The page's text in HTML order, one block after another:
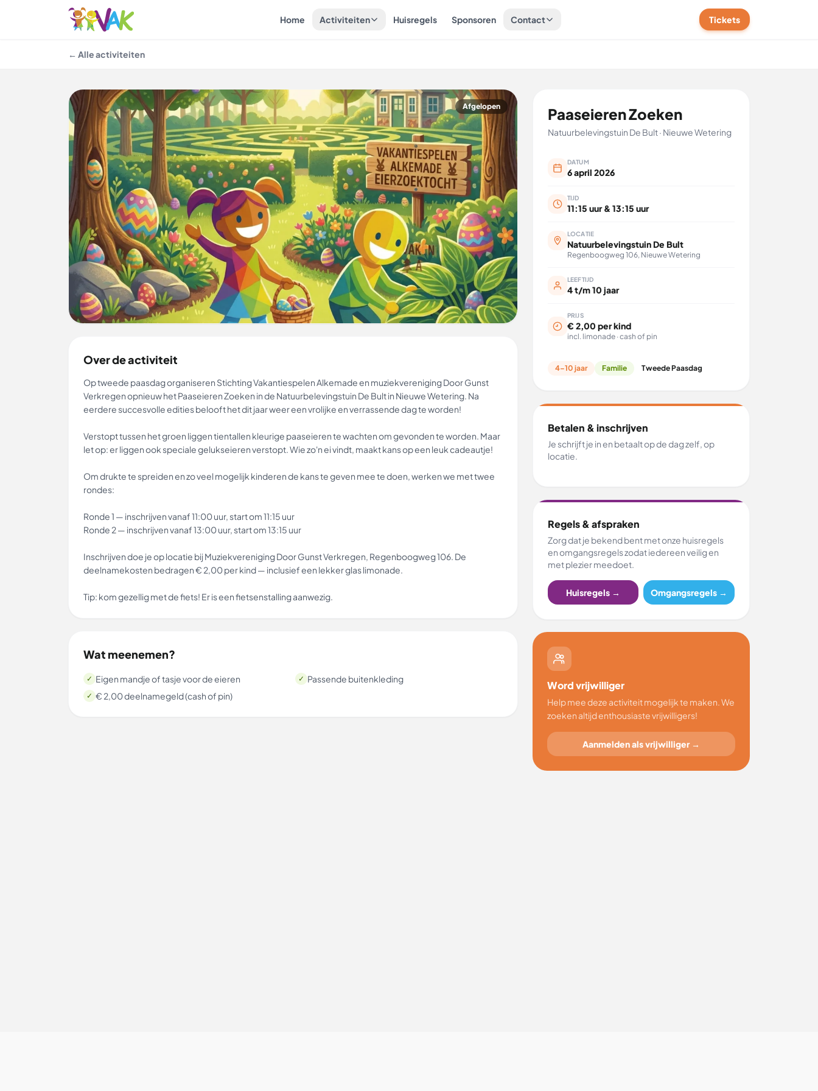
Home Activiteiten Huisregels Sponsoren Contact Tickets
← Alle activiteiten
Afgelopen
Over de activiteit
Op tweede paasdag organiseren Stichting Vakantiespelen Alkemade en muziekvereniging Door Gunst
Verkregen opnieuw het Paaseieren Zoeken in de Natuurbelevingstuin De Bult in Nieuwe Wetering. Na
eerdere succesvolle edities belooft het dit jaar weer een vrolijke en verrassende dag te worden!
Verstopt tussen het groen liggen tientallen kleurige paaseieren te wachten om gevonden te worden. Maar
let op: er liggen ook speciale gelukseieren verstopt. Wie zo'n ei vindt, maakt kans op een leuk cadeautje!
Om drukte te spreiden en zo veel mogelijk kinderen de kans te geven mee te doen, werken we met twee
rondes:
Ronde 1 — inschrijven vanaf 11:00 uur, start om 11:15 uur
Ronde 2 — inschrijven vanaf 13:00 uur, start om 13:15 uur
Inschrijven doe je op locatie bij Muziekvereniging Door Gunst Verkregen, Regenboogweg 106. De
deelnamekosten bedragen € 2,00 per kind — inclusief een lekker glas limonade.
Tip: kom gezellig met de fiets! Er is een fietsenstalling aanwezig.
Wat meenemen?
✓ Eigen mandje of tasje voor de eieren ✓ Passende buitenkleding
✓ € 2,00 deelnamegeld (cash of pin)
Paaseieren Zoeken
Natuurbelevingstuin De Bult · Nieuwe Wetering
DATUM
6 april 2026
TIJD
11:15 uur & 13:15 uur
LOCATIE
Natuurbelevingstuin De Bult
Regenboogweg 106, Nieuwe Wetering
LEEFTIJD
4 t/m 10 jaar
PRIJS
€ 2,00 per kind
incl. limonade · cash of pin
4–10 jaar Familie Tweede Paasdag
Betalen & inschrijven
Je schrijft je in en betaalt op de dag zelf, op
locatie.
Regels & afspraken
Zorg dat je bekend bent met onze huisregels
en omgangsregels zodat iedereen veilig en
met plezier meedoet.
Huisregels → Omgangsregels →
Word vrijwilliger
Help mee deze activiteit mogelijk te maken. We
zoeken altijd enthousiaste vrijwilligers!
Aanmelden als vrijwilliger →